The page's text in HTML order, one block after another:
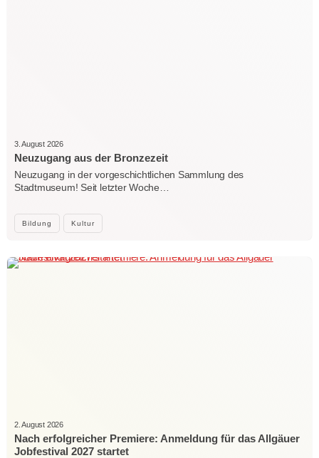
Bildung Kultur
3. August 2026
Neuzugang aus der Bronzezeit
Neuzugang in der vorgeschichtlichen Sammlung des
Stadtmuseum! Seit letzter Woche…
2. August 2026
Nach erfolgreicher Premiere: Anmeldung für das Allgäuer
Jobfestival 2027 startet